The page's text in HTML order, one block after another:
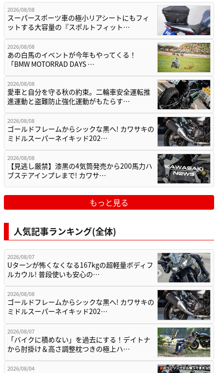
2026/08/08
スーパースポーツ車の極小リアシートにもフィ
ットする大容量の『スポルトフィット…
2026/08/08
あの白馬のイベントが今年もやってくる！
「BMW MOTORRAD DAYS …
2026/08/08
愛車と自分を守る秋の約束。二輪車安全運転推
進運動と盗難防止強化運動がもたらす…
2026/08/08
ゴールドフレームからシックな黒へ! カワサキの
ミドルスーパーネイキッド202…
2026/08/08
【見逃し厳禁】漆黒の4気筒発売から200馬力ハ
ブステアインプレまで! カワサ…
もっと見る
人気記事ランキング(全体)
2026/08/07
Uターンが怖くなくなる167kgの超軽量ボディフ
ルカウル! 普段使いも安心の…
2026/08/08
ゴールドフレームからシックな黒へ! カワサキの
ミドルスーパーネイキッド202…
2026/08/07
「バイクに積めない」を過去にする！デイトナ
から肘掛け＆高さ調整枕つきの極上ハ…
2026/08/04